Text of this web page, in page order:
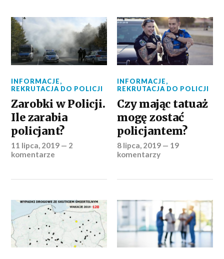
INFORMACJE,
REKRUTACJA DO POLICJI
Zarobki w Policji.
Ile zarabia
policjant?
11 lipca, 2019 — 2
komentarze
INFORMACJE,
REKRUTACJA DO POLICJI
Czy mając tatuaż
mogę zostać
policjantem?
8 lipca, 2019 — 19
komentarzy